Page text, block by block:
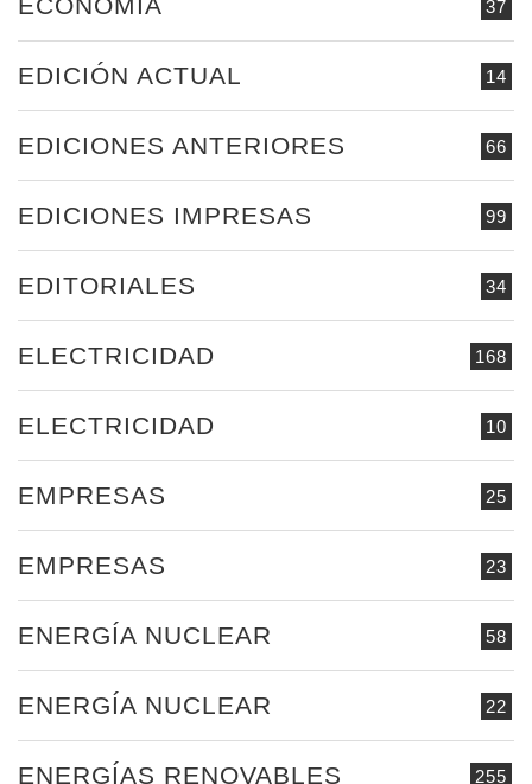
37
ECONOMÍA
14
EDICIÓN ACTUAL
66
EDICIONES ANTERIORES
99
EDICIONES IMPRESAS
34
EDITORIALES
168
ELECTRICIDAD
10
ELECTRICIDAD
25
EMPRESAS
23
EMPRESAS
58
ENERGÍA NUCLEAR
22
ENERGÍA NUCLEAR
255
ENERGÍAS RENOVABLES